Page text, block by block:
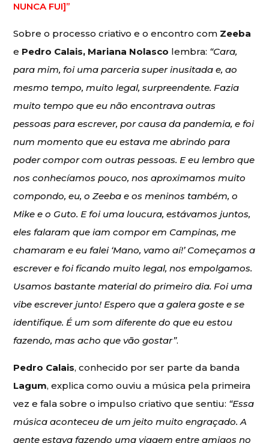
NUNCA FUI]”
Sobre o processo criativo e o encontro com Zeeba
e Pedro Calais, Mariana Nolasco lembra: “Cara,
para mim, foi uma parceria super inusitada e, ao
mesmo tempo, muito legal, surpreendente. Fazia
muito tempo que eu não encontrava outras
pessoas para escrever, por causa da pandemia, e foi
num momento que eu estava me abrindo para
poder compor com outras pessoas. E eu lembro que
nos conhecíamos pouco, nos aproximamos muito
compondo, eu, o Zeeba e os meninos também, o
Mike e o Guto. E foi uma loucura, estávamos juntos,
eles falaram que iam compor em Campinas, me
chamaram e eu falei ‘Mano, vamo aí!’ Começamos a
escrever e foi ficando muito legal, nos empolgamos.
Usamos bastante material do primeiro dia. Foi uma
vibe escrever junto! Espero que a galera goste e se
identifique. É um som diferente do que eu estou
fazendo, mas acho que vão gostar”.
Pedro Calais, conhecido por ser parte da banda
Lagum, explica como ouviu a música pela primeira
vez e fala sobre o impulso criativo que sentiu: “Essa
música aconteceu de um jeito muito engraçado. A
gente estava fazendo uma viagem entre amigos no